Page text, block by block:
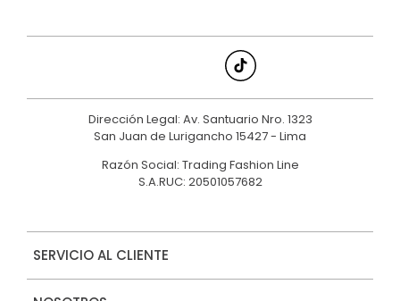
Dirección Legal: Av. Santuario Nro. 1323
San Juan de Lurigancho 15427 - Lima
Razón Social: Trading Fashion Line
S.A.RUC: 20501057682
SERVICIO AL CLIENTE